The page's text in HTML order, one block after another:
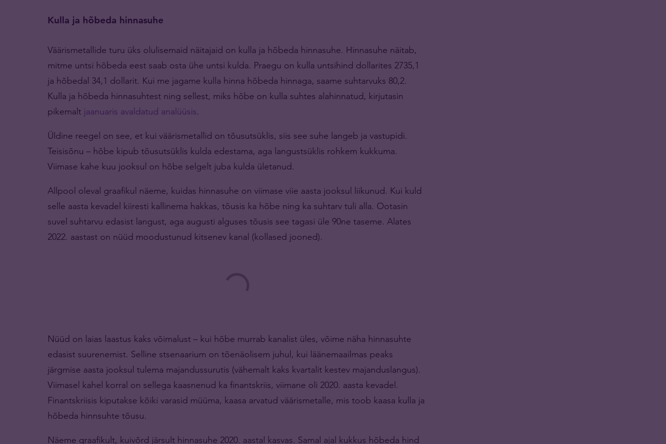
Kulla ja hõbeda hinnasuhe
Väärismetallide turu üks olulisemaid näitajaid on kulla ja hõbeda hinnasuhe. Hinnasuhe näitab,
mitme untsi hõbeda eest saab osta ühe untsi kulda. Praegu on kulla untsihind dollarites 2735,1
ja hõbedal 34,1 dollarit. Kui me jagame kulla hinna hõbeda hinnaga, saame suhtarvuks 80,2.
Kulla ja hõbeda hinnasuhtest ning sellest, miks hõbe on kulla suhtes alahinnatud, kirjutasin
pikemalt jaanuaris avaldatud analüüsis.
Üldine reegel on see, et kui väärismetallid on tõusutsüklis, siis see suhe langeb ja vastupidi.
Teisisõnu – hõbe kipub tõusutsüklis kulda edestama, aga langustsüklis rohkem kukkuma.
Viimase kahe kuu jooksul on hõbe selgelt juba kulda ületanud.
Allpool oleval graafikul näeme, kuidas hinnasuhe on viimase viie aasta jooksul liikunud. Kui kuld
selle aasta kevadel kiiresti kallinema hakkas, tõusis ka hõbe ning ka suhtarv tuli alla. Ootasin
suvel suhtarvu edasist langust, aga augusti alguses tõusis see tagasi üle 90ne taseme. Alates
2022. aastast on nüüd moodustunud kitsenev kanal (kollased jooned).
Nüüd on laias laastus kaks võimalust – kui hõbe murrab kanalist üles, võime näha hinnasuhte
edasist suurenemist. Selline stsenaarium on tõenäolisem juhul, kui läänemaailmas peaks
järgmise aasta jooksul tulema majandussurutis (vähemalt kaks kvartalit kestev majanduslangus).
Viimasel kahel korral on sellega kaasnenud ka finantskriis, viimane oli 2020. aasta kevadel.
Finantskriisis kiputakse kõiki varasid müüma, kaasa arvatud väärismetalle, mis toob kaasa kulla ja
hõbeda hinnsuhte tõusu.
Näeme graafikult, kuivõrd järsult hinnasuhe 2020. aastal kasvas. Samal ajal kukkus hõbeda hind